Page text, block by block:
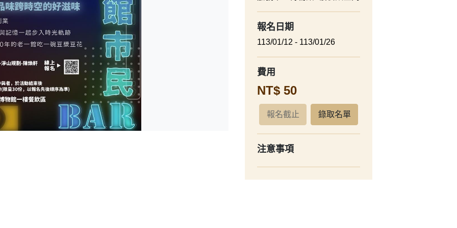
報名日期
113/01/12 - 113/01/26
費用
NT$ 50
報名截止 錄取名單
注意事項